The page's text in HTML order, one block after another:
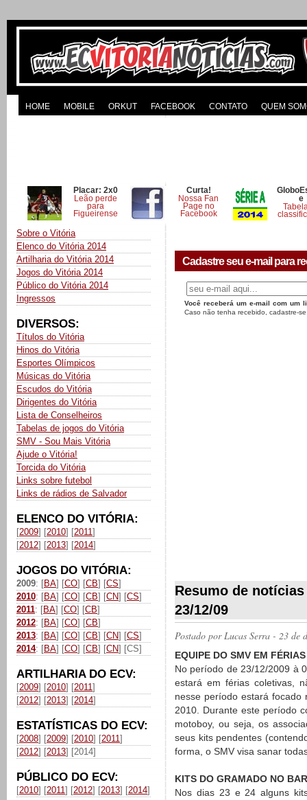
HOME MOBILE ORKUT FACEBOOK CONTATO QUEM
Placar: 2x0
Leão perde
para
Figueirense
Curta!
Nossa Fan
Page no
Facebook
e
Sobre o Vitória
Elenco do Vitória 2014
Artilharia do Vitória 2014
Jogos do Vitória 2014
Público do Vitória 2014
Ingressos
DIVERSOS:
Títulos do Vitória
Hinos do Vitória
Esportes Olímpicos
Músicas do Vitória
Escudos do Vitória
Dirigentes do Vitória
Lista de Conselheiros
Tabelas de jogos do Vitória
SMV - Sou Mais Vitória
Ajude o Vitória!
Torcida do Vitória
Links sobre futebol
Links de rádios de Salvador
ELENCO DO VITÓRIA:
[2009] [2010] [2011]
[2012] [2013] [2014]
JOGOS DO VITÓRIA:
2009: [BA] [CO] [CB] [CS]
2010: [BA] [CO] [CB] [CN] [CS]
2011: [BA] [CO] [CB]
2012: [BA] [CO] [CB]
2013: [BA] [CO] [CB] [CN] [CS]
2014: [BA] [CO] [CB] [CN] [CS]
ARTILHARIA DO ECV:
[2009] [2010] [2011]
[2012] [2013] [2014]
ESTATÍSTICAS DO ECV:
[2008] [2009] [2010] [2011]
[2012] [2013] [2014]
PÚBLICO DO ECV:
[2010] [2011] [2012] [2013] [2014]
Cadastre seu e-mail para
Você receberá um e-mail com um
Caso não tenha recebido, cadastre-
Resumo de
23/12/09
Postado porLucas Serra - 23 de
EQUIPE DO SMV EM FÉRIAS
No período de 23/12/2009 à
estará em férias coletivas,
nesse período estará
2010. Durante este período
motoboy, ou seja, os
seus kits pendentes
forma, o SMV visa sanar
KITS DO GRAMADO NO
Nos dias 23 e 24 alguns